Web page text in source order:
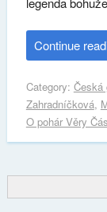
Continue
Category: Česká
Zahradníčková,
O pohár Věry